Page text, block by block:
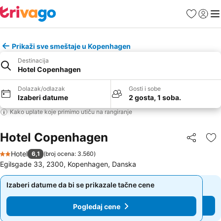
FavoritiPrijavi
Prikaži sve smeštaje u Kopenhagen
Destinacija
Hotel Copenhagen
Dolazak/odlazak
Izaberi datume
Gosti i sobe
2 gosta, 1 soba.
Kako uplate koje primimo utiču na rangiranje
Hotel Copenhagen Deli
2 Zvezdice
Hotel 6,1 (broj ocena: 3.560)
Egilsgade 33, 2300, Kopenhagen, Danska
Izaberi datume da bi se prikazale tačne cene
Pogledaj cene
Izaberi datume da bi se prikazale tačne cene
Pogledaj cene